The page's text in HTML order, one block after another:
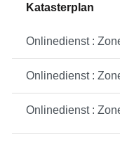
Katasterplan
Onlinedienst :
Onlinedienst :
Onlinedienst :